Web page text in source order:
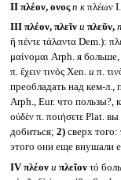
II πλέον, ονοςn кπλέων I.
III πλέον, πλεῖν и πλεῦν,
ἢ πέντε τάλαντα Dem.):
μαίνομαι Arph. я
π. ἔχειν τινός Xen. и π.
преобладать над кем-л.,
Arph., Eur. что пользы?,
οὐδὲν π. ποιήσετε Plat.
добиться; 2)сверх того:
этого они еще внушали
IV πλέον и πλεῖοντό